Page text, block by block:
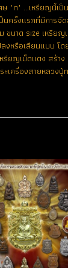
"ท" ...เหรียญ
งแรกที่มีการจั
ขนาด size เห
หรือเลียนแบบ
ญเม็ดแตง สร้า
เครื่องสายหล